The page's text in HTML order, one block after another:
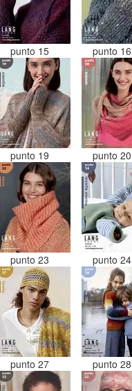
punto 15 punto 16
punto 19 punto 20
punto 23 punto 24
punto 27 punto 28